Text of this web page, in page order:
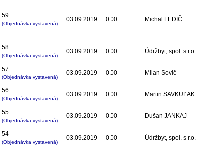
59
(Objednávka vystavená)
03.09.2019 0.00 Michal FEDIČ
58
(Objednávka vystavená)
03.09.2019 0.00 Údržbyt, spol. s r.o.
57
(Objednávka vystavená)
03.09.2019 0.00 Milan Sovič
56
(Objednávka vystavená)
03.09.2019 0.00 Martin SAVKUĽAK
55
(Objednávka vystavená)
03.09.2019 0.00 Dušan JANKAJ
54
(Objednávka vystavená)
03.09.2019 0.00 Údržbyt, spol. s r.o.